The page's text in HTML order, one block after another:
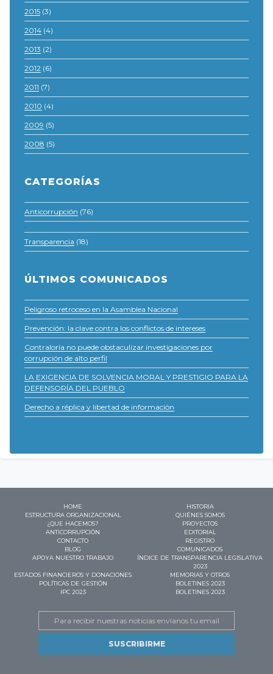
2015 (3)
2014 (4)
2013 (2)
2012 (6)
2011 (7)
2010 (4)
2009 (5)
2008 (5)
CATEGORÍAS
Anticorrupción (76)
·
Transparencia (18)
ÚLTIMOS COMUNICADOS
Peligroso retroceso en la Asamblea Nacional
Prevención: la clave contra los conflictos de intereses
Contraloría no puede obstaculizar investigaciones por
corrupción de alto perfil
LA EXIGENCIA DE SOLVENCIA MORAL Y PRESTIGIO PARA LA
DEFENSORÍA DEL PUEBLO
Derecho a réplica y libertad de información
HOME
HISTORIA
ESTRUCTURA ORGANIZACIONAL
QUIÉNES SOMOS
¿QUE HACEMOS?
PROYECTOS
ANTICORRUPCIÓN
EDITORIAL
CONTACTO
REGISTRO
BLOG
COMUNICADOS
APOYA NUESTRO TRABAJO
ÍNDICE DE TRANSPARENCIA LEGISLATIVA
2023
ESTADOS FINANCIEROS Y DONACIONES
MEMORIAS Y OTROS
POLÍTICAS DE GESTIÓN
BOLETINES 2023
IPC 2023
BOLETINES 2023